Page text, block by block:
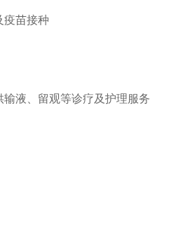
疫苗接种
输液、留观等诊疗及护理服务